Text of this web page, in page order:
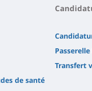
de santé
Transfert